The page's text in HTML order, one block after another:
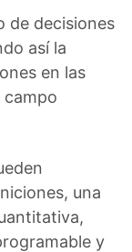
de decisiones
así la
en las
campo
una
y